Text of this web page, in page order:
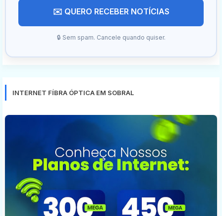
✉️ QUERO RECEBER NOTÍCIAS
🔒 Sem spam. Cancele quando quiser.
INTERNET FÍBRA ÓPTICA EM SOBRAL